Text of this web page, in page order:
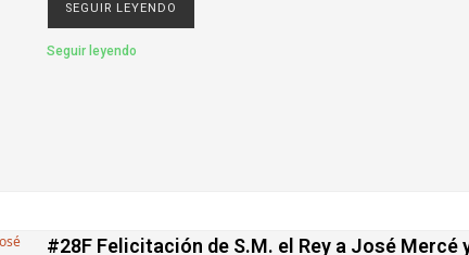
SEGUIR LEYENDO
Seguir leyendo
#28F Felicitación de S.M. el Rey a José Mercé